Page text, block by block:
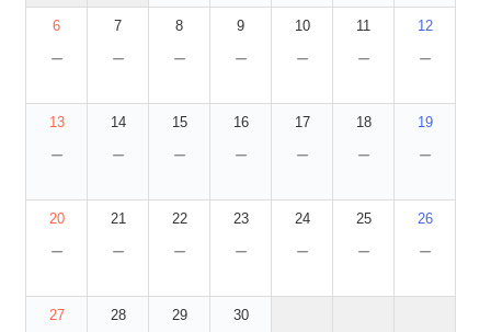
6
－
7
－
8
－
9
－
10
－
11
－
12
－
13
－
14
－
15
－
16
－
17
－
18
－
19
－
20
－
21
－
22
－
23
－
24
－
25
－
26
－
27 28 29 30